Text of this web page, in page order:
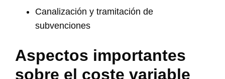
Canalización y tramitación de
subvenciones
Aspectos importantes
sobre el coste variable